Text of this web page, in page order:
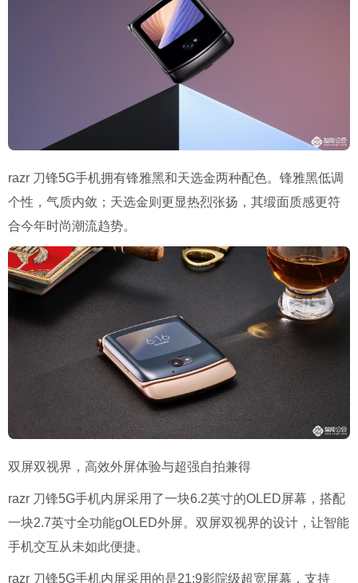
razr 刀锋5G手机拥有锋雅黑和天选金两种配色。锋雅黑低调
个性，气质内敛；天选金则更显热烈张扬，其缎面质感更符
合今年时尚潮流趋势。
双屏双视界，高效外屏体验与超强自拍兼得
razr 刀锋5G手机内屏采用了一块6.2英寸的OLED屏幕，搭配
一块2.7英寸全功能gOLED外屏。双屏双视界的设计，让智能
手机交互从未如此便捷。
razr 刀锋5G手机内屏采用的是21:9影院级超宽屏幕，支持